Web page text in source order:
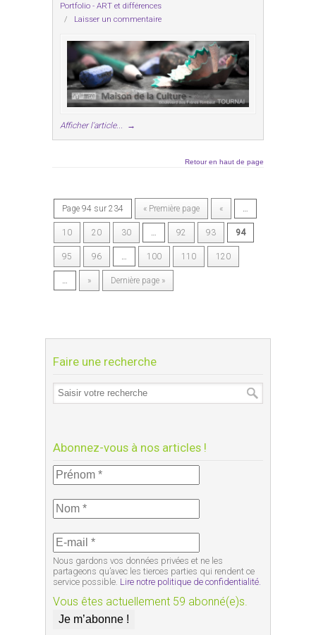
Portfolio - ART et différences
/ Laisser un commentaire
Afficher l'article... →
Retour en haut de page
Page 94 sur 234 « Première page « …
10 20 30 … 92 93 94
95 96 … 100 110 120
… » Dernière page »
Faire une recherche
Abonnez-vous à nos articles !
Nous gardons vos données privées et ne les
partageons qu’avec les tierces parties qui rendent ce
service possible. Lire notre politique de confidentialité.
Vous êtes actuellement 59 abonné(e)s.